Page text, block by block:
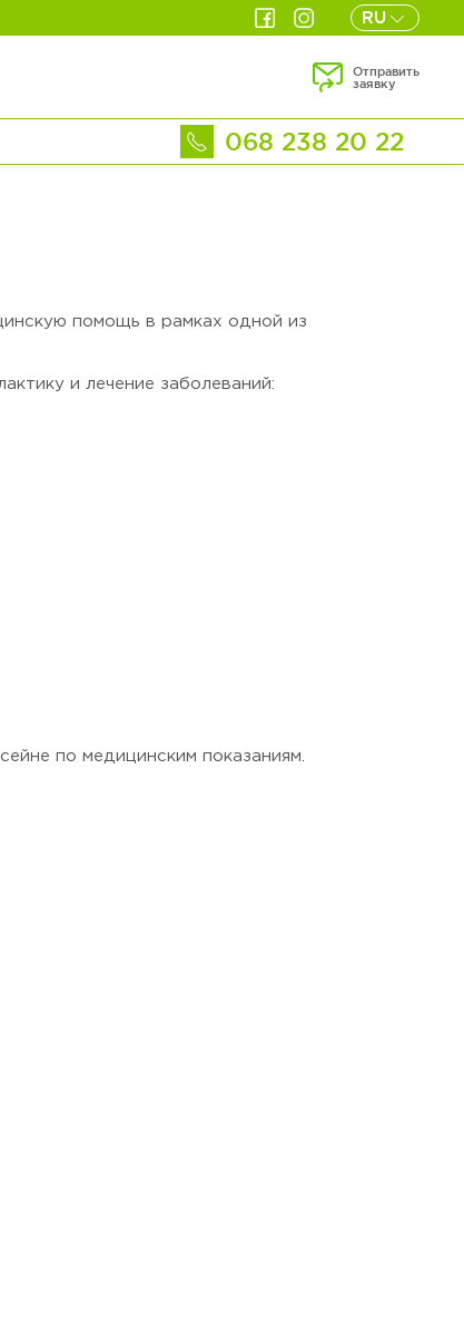
RU
Отправить
заявку
068 238 20 22
помощь в рамках одной из
и лечение заболеваний:
по медицинским показаниям.